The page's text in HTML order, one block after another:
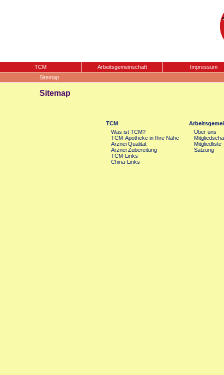
TCM Arbeitsgemeinschaft
Impressum
Sitemap
Sitemap
TCM
Was ist TCM?
TCM-Apotheke in Ihre Nähe
Arznei Qualität
Arznei Zubereitung
TCM-Links
China-Links
Über uns
Mitgliedliste
Satzung